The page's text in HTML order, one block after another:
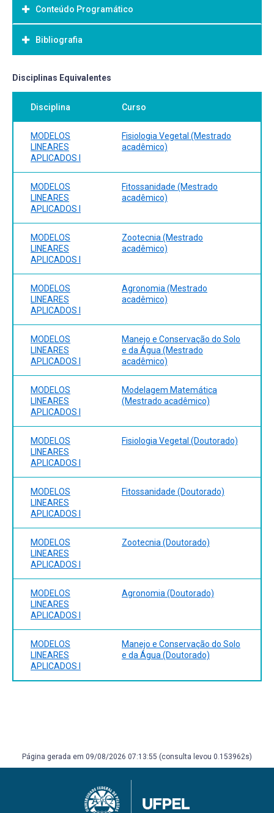
Objetivo Geral:
Conteúdo Programático
Bibliografia
Bibliografia Básica:
Disciplinas Equivalentes
Disciplina Curso
MODELOS
LINEARES
APLICADOS I
Fisiologia Vegetal (Mestrado
acadêmico)
MODELOS
LINEARES
APLICADOS I
Fitossanidade (Mestrado
acadêmico)
MODELOS
LINEARES
APLICADOS I
Zootecnia (Mestrado
acadêmico)
MODELOS
LINEARES
APLICADOS I
Agronomia (Mestrado
acadêmico)
MODELOS
LINEARES
APLICADOS I
Manejo e Conservação do Solo
e da Água (Mestrado
acadêmico)
MODELOS
LINEARES
APLICADOS I
Modelagem Matemática
(Mestrado acadêmico)
MODELOS
LINEARES
APLICADOS I
Fisiologia Vegetal (Doutorado)
MODELOS
LINEARES
APLICADOS I
Fitossanidade (Doutorado)
MODELOS
LINEARES
APLICADOS I
Zootecnia (Doutorado)
MODELOS
LINEARES
APLICADOS I
Agronomia (Doutorado)
MODELOS
LINEARES
APLICADOS I
Manejo e Conservação do Solo
e da Água (Doutorado)
Página gerada em 09/08/2026 07:13:55 (consulta levou 0.153962s)